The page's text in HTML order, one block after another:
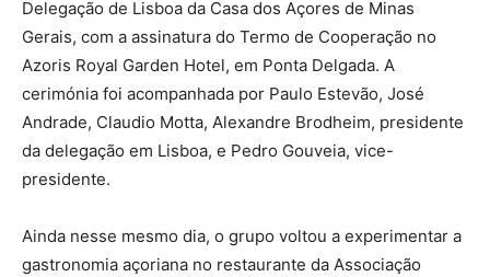
Delegação de Lisboa da Casa dos Açores de Minas
Gerais, com a assinatura do Termo de Cooperação no
Azoris Royal Garden Hotel, em Ponta Delgada. A
cerimónia foi acompanhada por Paulo Estevão, José
Andrade, Claudio Motta, Alexandre Brodheim, presidente
da delegação em Lisboa, e Pedro Gouveia, vice-
presidente.
Ainda nesse mesmo dia, o grupo voltou a experimentar a
gastronomia açoriana no restaurante da Associação